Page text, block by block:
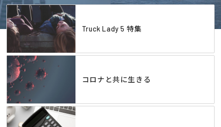
Truck Lady 5 特集
コロナと共に生きる